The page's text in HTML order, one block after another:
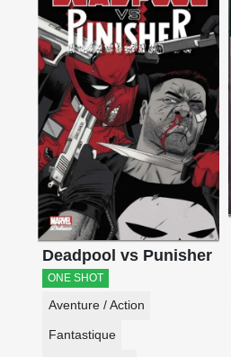
Deadpool vs Punisher
ONE SHOT
Aventure / Action
Fantastique